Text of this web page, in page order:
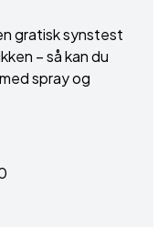
gratisk synstest
– så kan du
spray og